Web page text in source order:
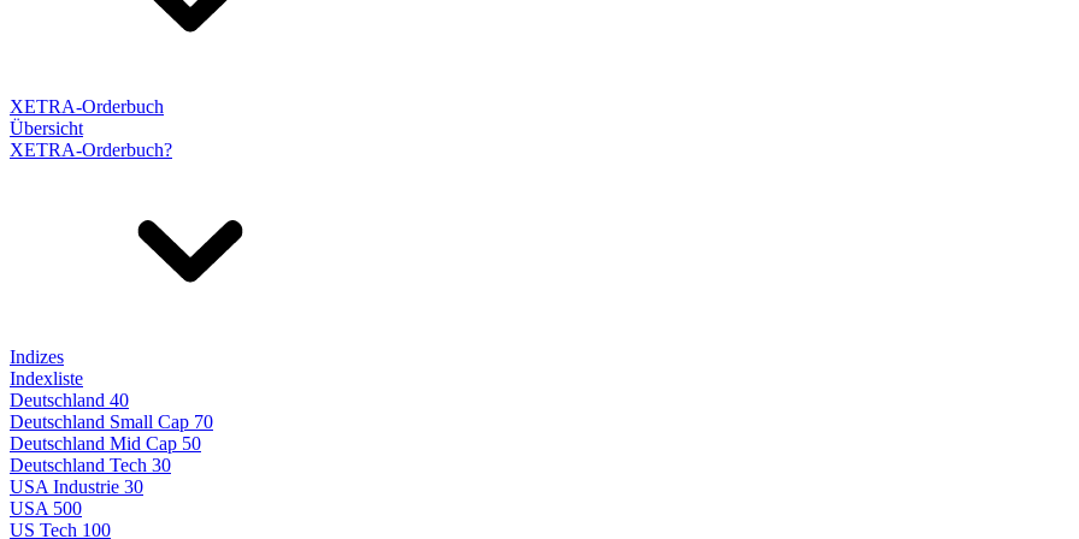
XETRA-Orderbuch
Übersicht
XETRA-Orderbuch?
Indizes
Indexliste
Deutschland 40
Deutschland Small Cap 70
Deutschland Mid Cap 50
Deutschland Tech 30
USA Industrie 30
USA 500
US Tech 100